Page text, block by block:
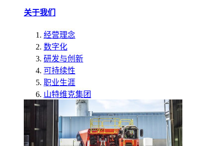
关于我们
经营理念
数字化
研发与创新
可持续性
职业生涯
山特维克集团